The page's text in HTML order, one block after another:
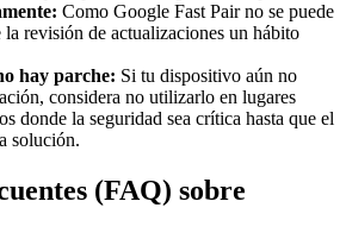
Como Google Fast Pair no se puede
la revisión de actualizaciones un hábito
hay parche: Si tu dispositivo aún no
considera no utilizarlo en lugares
donde la seguridad sea crítica hasta que el
solución.
(FAQ) sobre